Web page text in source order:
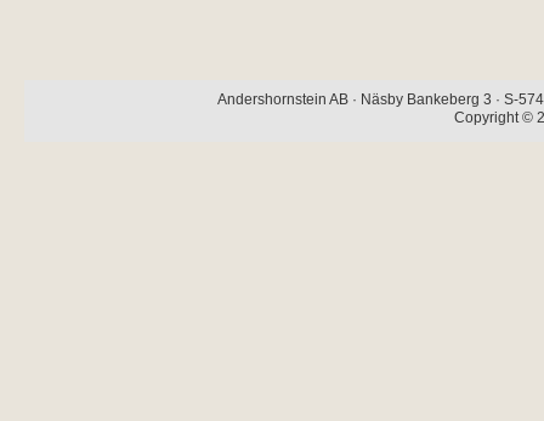
Andershornstein AB · Näsby Bankeberg 3 · S-
Copyright ©